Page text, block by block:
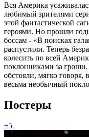
Вся Америка
любимый зрителями
этой фантастической
героями. Но прошли
боссам - «В поисках
распустили. Теперь
колесить по всей
поклонниками за
обстояли, мягко говоря,
весьма необычный
Постеры
+5